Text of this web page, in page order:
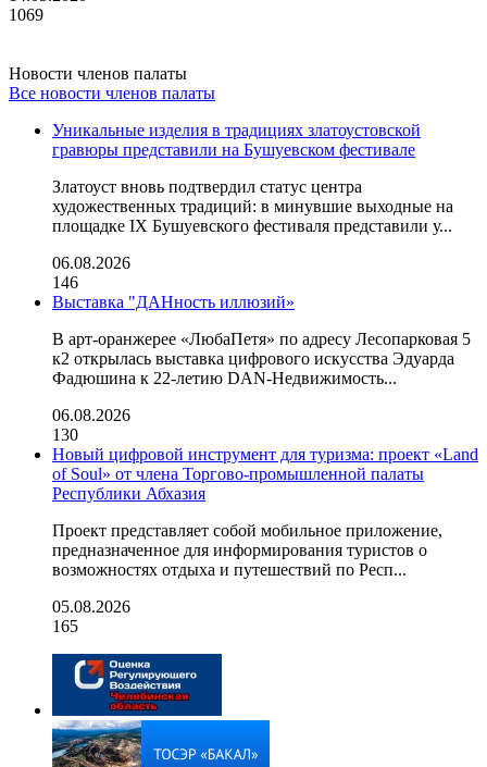
1069
Новости членов палаты
Все новости членов палаты
Уникальные изделия в традициях златоустовской
гравюры представили на Бушуевском фестивале
Златоуст вновь подтвердил статус центра
художественных традиций: в минувшие выходные на
площадке IX Бушуевского фестиваля представили у...
06.08.2026
146
Выставка "ДАНность иллюзий»
В арт-оранжерее «ЛюбаПетя» по адресу Лесопарковая 5
к2 открылась выставка цифрового искусства Эдуарда
Фадюшина к 22-летию DAN-Недвижимость...
06.08.2026
130
Новый цифровой инструмент для туризма: проект «Land
of Soul» от члена Торгово-промышленной палаты
Республики Абхазия
Проект представляет собой мобильное приложение,
предназначенное для информирования туристов о
возможностях отдыха и путешествий по Респ...
05.08.2026
165